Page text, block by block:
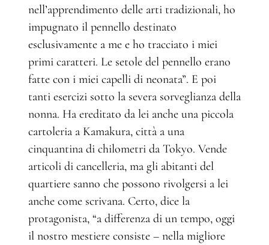
nell’apprendimento delle arti tradizionali, ho
impugnato il pennello destinato
esclusivamente a me e ho tracciato i miei
primi caratteri. Le setole del pennello erano
fatte con i miei capelli di neonata”. E poi
tanti esercizi sotto la severa sorveglianza della
nonna. Ha ereditato da lei anche una piccola
cartoleria a Kamakura, città a una
cinquantina di chilometri da Tokyo. Vende
articoli di cancelleria, ma gli abitanti del
quartiere sanno che possono rivolgersi a lei
anche come scrivana. Certo, dice la
protagonista, “a differenza di un tempo, oggi
il nostro mestiere consiste – nella migliore